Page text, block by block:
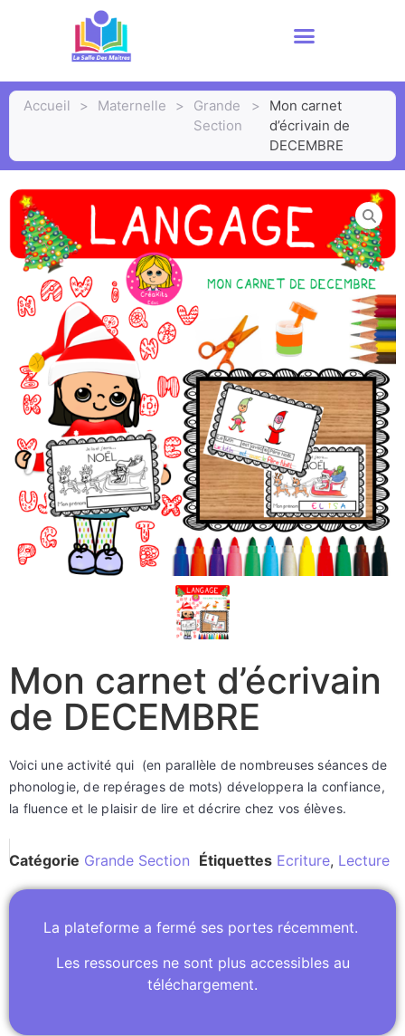
Accueil > Maternelle >
Grande
Section
>
Mon carnet
d’écrivain de
DECEMBRE
Mon carnet d’écrivain
de DECEMBRE
Voici une activité qui (en parallèle de nombreuses séances de
phonologie, de repérages de mots) développera la confiance,
la fluence et le plaisir de lire et décrire chez vos élèves.
Catégorie Grande Section Étiquettes Ecriture, Lecture
La plateforme a fermé ses portes récemment.
Les ressources ne sont plus accessibles au
téléchargement.